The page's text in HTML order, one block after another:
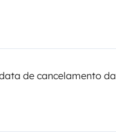
de cancelamento da